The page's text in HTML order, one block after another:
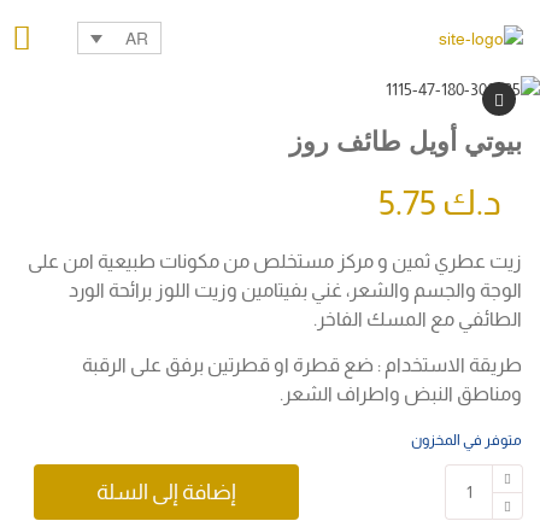
AR
بيوتي أويل طائف روز
د.ك
زيت عطري ثمين و مركز مستخلص من مكونات طبيعية امن على
الوجة والجسم والشعر، غني بفيتامين وزيت اللوز برائحة الورد
الطائفي مع المسك الفاخر.
طريقة الاستخدام : ضع قطرة او قطرتين برفق على الرقبة
ومناطق النبض واطراف الشعر.
متوفر في المخزون
إضافة إلى السلة